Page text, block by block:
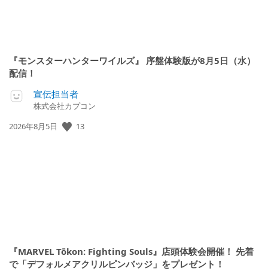
『モンスターハンターワイルズ』 序盤体験版が8月5日（水）
配信！
宣伝担当者
株式会社カプコン
公
2026年8月5日 13
『MARVEL Tōkon: Fighting Souls』店頭体験会開催！ 先着
で「デフォルメアクリルピンバッジ」をプレゼント！